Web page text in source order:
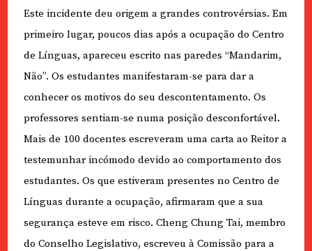
Este incidente deu origem a grandes controvérsias. Em
primeiro lugar, poucos dias após a ocupação do Centro
de Línguas, apareceu escrito nas paredes “Mandarim,
Não”. Os estudantes manifestaram-se para dar a
conhecer os motivos do seu descontentamento. Os
professores sentiam-se numa posição desconfortável.
Mais de 100 docentes escreveram uma carta ao Reitor a
testemunhar incómodo devido ao comportamento dos
estudantes. Os que estiveram presentes no Centro de
Línguas durante a ocupação, afirmaram que a sua
segurança esteve em risco. Cheng Chung Tai, membro
do Conselho Legislativo, escreveu à Comissão para a